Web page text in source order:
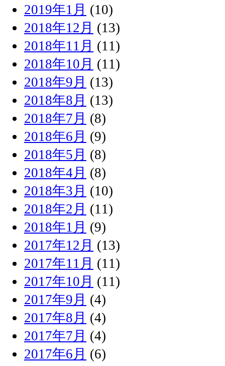
2019年1月 (10)
2018年12月 (13)
2018年11月 (11)
2018年10月 (11)
2018年9月 (13)
2018年8月 (13)
2018年7月 (8)
2018年6月 (9)
2018年5月 (8)
2018年4月 (8)
2018年3月 (10)
2018年2月 (11)
2018年1月 (9)
2017年12月 (13)
2017年11月 (11)
2017年10月 (11)
2017年9月 (4)
2017年8月 (4)
2017年7月 (4)
2017年6月 (6)